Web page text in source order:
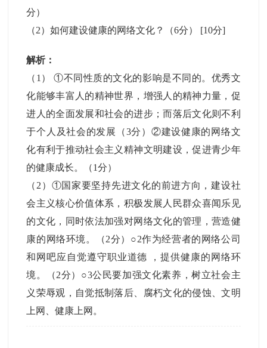
分）
（2）如何建设健康的网络文化？（6分） [10分]
解析：
（1） ①不同性质的文化的影响是不同的。优秀文
化能够丰富人的精神世界，增强人的精神力量，促
进人的全面发展和社会的进步；而落后文化则不利
于个人及社会的发展（3分）②建设健康的网络文
化有利于推动社会主义精神文明建设，促进青少年
的健康成长。（1分）
（2）①国家要坚持先进文化的前进方向，建设社
会主义核心价值体系，积极发展人民群众喜闻乐见
的文化，同时依法加强对网络文化的管理，营造健
康的网络环境。（2分）○2作为经营者的网络公司
和网吧应自觉遵守职业道德 ，提供健康的网络环
境。（2分）○3公民要加强文化素养，树立社会主
义荣辱观，自觉抵制落后、腐朽文化的侵蚀、文明
上网、健康上网。